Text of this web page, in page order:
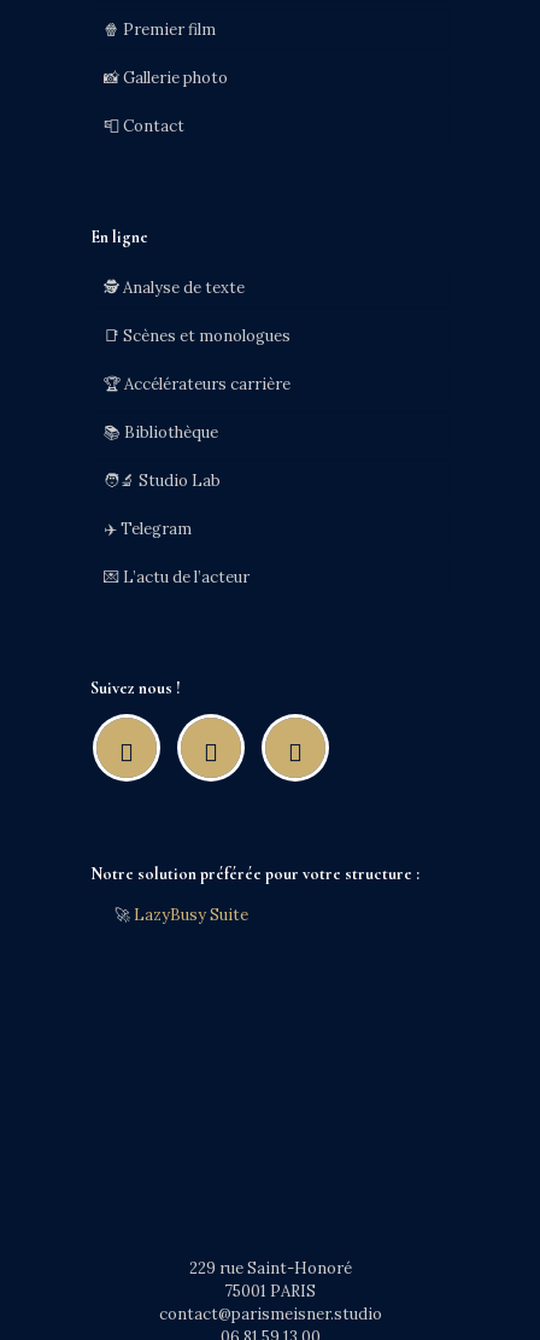
🍿 Premier film
📸 Gallerie photo
📮 Contact
En ligne
🕵️ Analyse de texte
📑 Scènes et monologues
🏆 Accélérateurs carrière
📚 Bibliothèque
🧑‍🔬 Studio Lab
✈️ Telegram
💌 L’actu de l’acteur
Suivez nous !
Notre solution préférée pour votre structure :
🚀 LazyBusy Suite
229 rue Saint-Honoré
75001 PARIS
contact@parismeisner.studio